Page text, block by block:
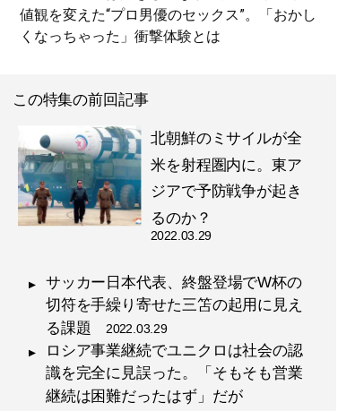
値観を変えた“プロ男優のセックス”。「おかし
くなっちゃった」衝撃体験とは
この特集の前回記事
北朝鮮のミサイルが全
米を射程圏内に。東ア
ジアで予防戦争が起き
るのか？
2022.03.29
サッカー日本代表、終盤登場でW杯の
切符を手繰り寄せた三笘の起用に見え
る課題 2022.03.29
ロシア事業継続でユニクロは社会の認
識を完全に見誤った。「そもそも営業
継続は困難だったはず」だが